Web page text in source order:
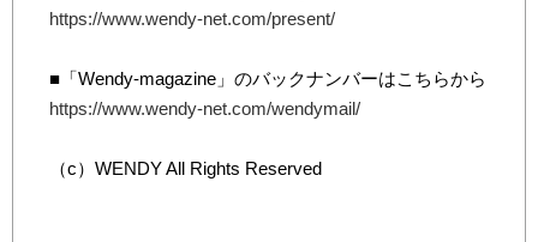
https://www.wendy-net.com/present/
■「Wendy-magazine」のバックナンバーはこちらから
https://www.wendy-net.com/wendymail/
（c）WENDY All Rights Reserved